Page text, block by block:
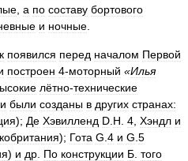
а по составу бортового
и ночные
появился перед началом Первой
построен 4-моторный «Илья
лётно-технические
были созданы в других странах:
); Де Хэвилленд D H 4 Хэндл и
); Гота G 4 и G 5
) и др По конструкции Б того